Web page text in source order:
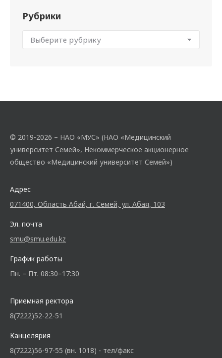
Рубрики
© 2019-2026 – НАО «МУС» (НАО «Медицинский
университет Семей», Некоммерческое акционерное
общество «Медицинский университет Семей»)
Адрес
071400, Область Абай, г. Семей, ул. Абая, 103
Эл. почта
smu@smu.edu.kz
График работы
Пн. – Пт. 08:30–17:30
Приемная ректора
8(7222)52-22-51
Канцелярия
8(7222)56-97-55 (вн. 1018) - тел/факс